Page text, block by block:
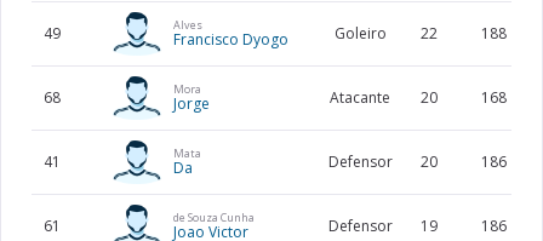
49 Alves
Francisco Dyogo Goleiro 22 188
68 Mora
Jorge Atacante 20 168
41 Mata
Da Defensor 20 186
61 de Souza Cunha
Joao Victor Defensor 19 186